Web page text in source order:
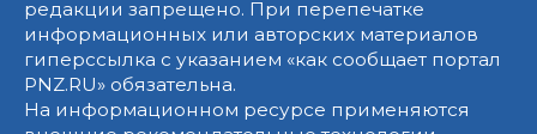
редакции запрещено. При перепечатке
информационных или авторских материалов
гиперссылка с указанием «как сообщает портал
PNZ.RU» обязательна.
На информационном ресурсе применяются